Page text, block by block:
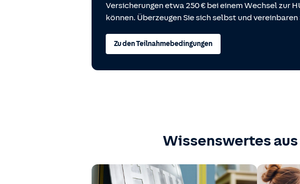
Versicherungen etwa 250 € bei einem Wechsel zur
können. Überzeugen Sie sich selbst und vereinbaren
Zu den Teilnahmebedingungen
Wissenswertes aus